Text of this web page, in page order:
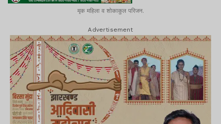
मृक महिला व शोकाकुल परिजन.
Advertisement